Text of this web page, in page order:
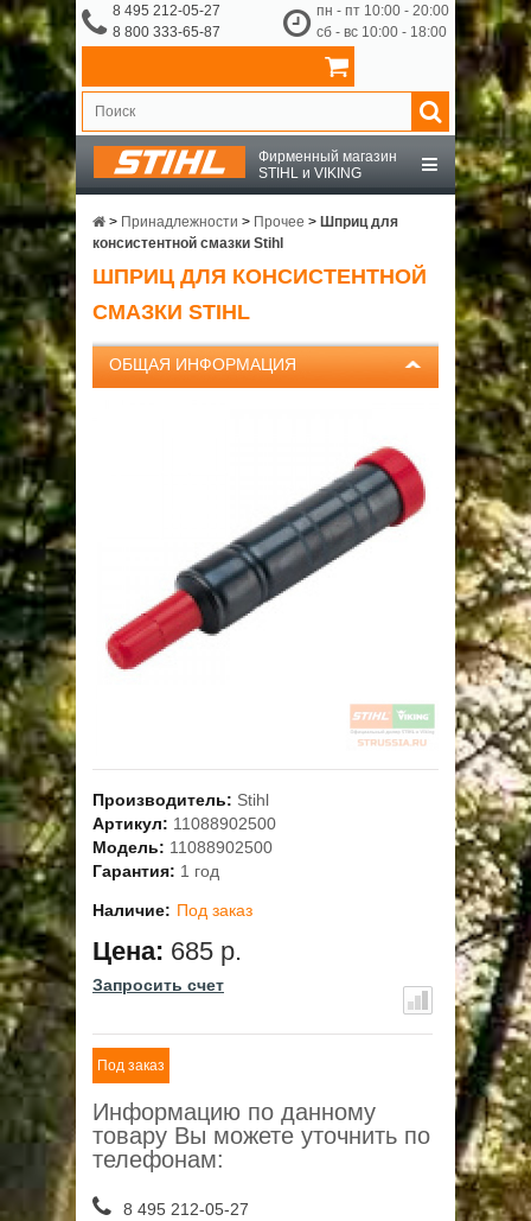
8 495 212-05-27
8 800 333-65-87
пн - пт 10:00 - 20:00
сб - вс 10:00 - 18:00
Фирменный магазин
STIHL и VIKING
STIHL
VIKING
OCHSENKOPF
ОПЛАТА
ГАРАНТИЯ И СЕРВИС
АКЦИИ
> Принадлежности > Прочее > Шприц для
консистентной смазки Stihl
ШПРИЦ ДЛЯ КОНСИСТЕНТНОЙ
СМАЗКИ STIHL
ОБЩАЯ ИНФОРМАЦИЯ
Производитель: Stihl
Артикул: 11088902500
Модель: 11088902500
Гарантия: 1 год
Наличие: Под заказ
Цена: 685 р.
Запросить счет
Под заказ
Информацию по данному
товару Вы можете уточнить по
телефонам:
8 495 212-05-27